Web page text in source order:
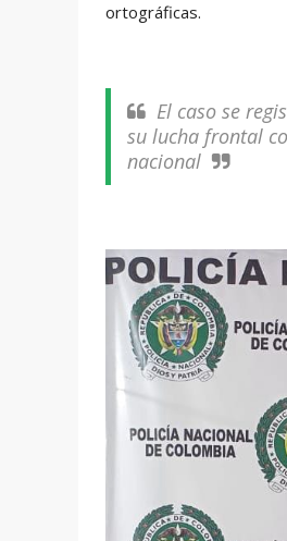
ortográficas.
El caso se
su lucha frontal
nacional